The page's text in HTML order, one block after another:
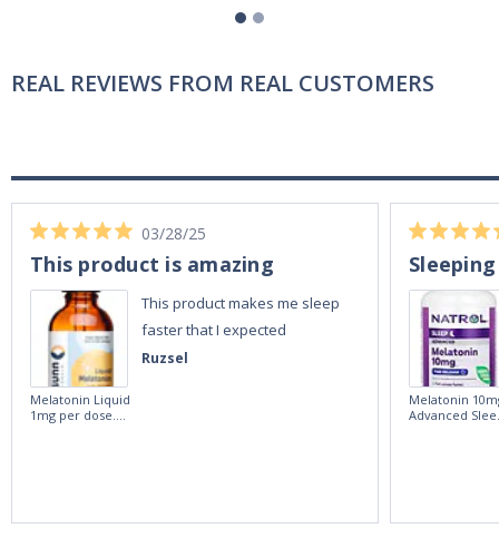
REAL REVIEWS FROM REAL CUSTOMERS
Ruzsel
03/28/25
This product is amazing
This product makes me sleep
faster that I expected
Melatonin Liquid
1mg per dose.
Melatonin
Advanced